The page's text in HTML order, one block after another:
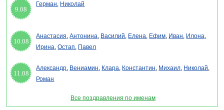
9.08
Герман, Николай
10.08
Анастасия,Антонина, Василий, Елена, Ефим, Иван, Илона,
Ирина,Остап, Павел
11.08
Александр, Вениамин, Клара, Константин, Михаил, Николай,
Роман
Все поздравления по именам